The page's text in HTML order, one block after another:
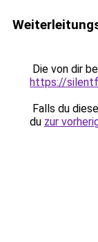
Die von dir
https://
Falls du
du zur